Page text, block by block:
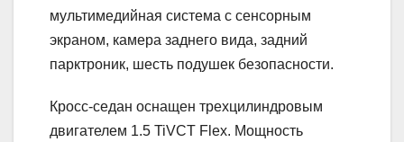
мультимедийная система с сенсорным
экраном, камера заднего вида, задний
парктроник, шесть подушек безопасности.
Кросс-седан оснащен трехцилиндровым
двигателем 1.5 TiVCT Flex. Мощность